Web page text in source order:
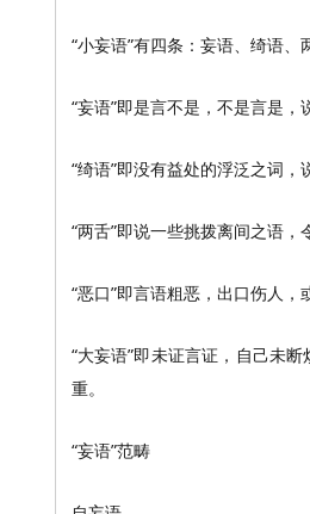
“小妄语”有四条：妄语、绮语、
“妄语”即是言不是，不是言是，
“绮语”即没有益处的浮泛之词
“两舌”即说一些挑拨离间之语，
“恶口”即言语粗恶，出口伤人，
“大妄语”即未证言证，自己未
重。
“妄语”范畴